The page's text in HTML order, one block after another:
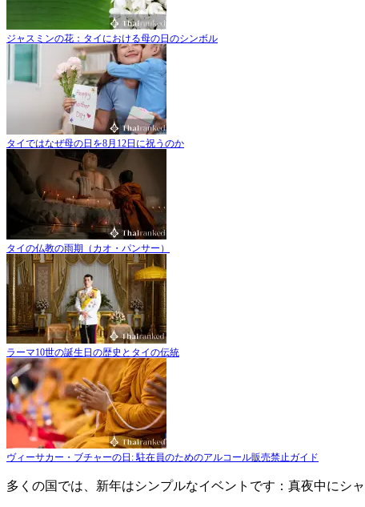
ジャスミンの花：タイにおける母の日のシンボル
タイではなぜ母の日を8月12日に祝うのか
タイの仏教の雨期（カオ・パンサー）
ラーマ10世の誕生日の歴史とタイの伝統
ヴィーサカー・ブチャーの日: 駐在員のためのアルコール販売禁止ガイド
多くの国では、新年はシンプルなイベントです：真夜中にシ